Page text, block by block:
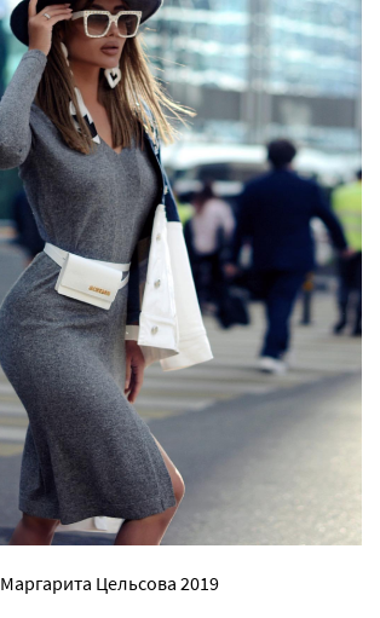
Маргарита Цельсова 2019